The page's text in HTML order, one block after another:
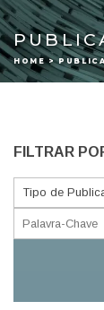
HOME >
FILTRAR